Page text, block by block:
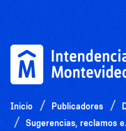
Inicio Publicadores
Sugerencias, reclamos